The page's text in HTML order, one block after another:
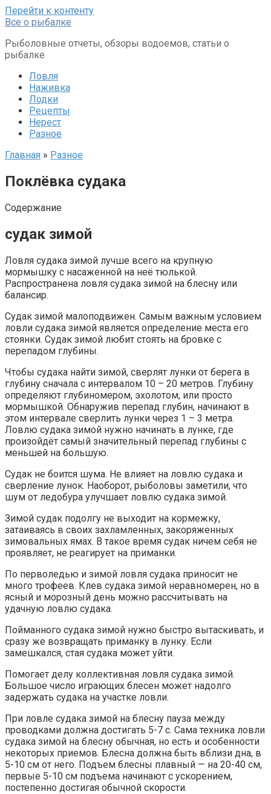
Перейти к контенту
Все о рыбалке
Рыболовные отчеты, обзоры водоемов, статьи о
рыбалке
Ловля
Наживка
Лодки
Рецепты
Нерест
Разное
Главная » Разное
Поклёвка судака
Содержание
судак зимой
Ловля судака зимой лучше всего на крупную
мормышку с насаженной на неё тюлькой.
Распространена ловля судака зимой на блесну или
балансир.
Судак зимой малоподвижен. Самым важным условием
ловли судака зимой является определение места его
стоянки. Судак зимой любит стоять на бровке с
перепадом глубины.
Чтобы судака найти зимой, сверлят лунки от берега в
глубину сначала с интервалом 10 – 20 метров. Глубину
определяют глубиномером, эхолотом, или просто
мормышкой. Обнаружив перепад глубин, начинают в
этом интервале сверлить лунки через 1 – 3 метра.
Ловлю судака зимой нужно начинать в лунке, где
произойдёт самый значительный перепад глубины с
меньшей на большую.
Судак не боится шума. Не влияет на ловлю судака и
сверление лунок. Наоборот, рыболовы заметили, что
шум от ледобура улучшает ловлю судака зимой.
Зимой судак подолгу не выходит на кормежку,
затаиваясь в своих захламленных, закоряженных
зимовальных ямах. В такое время судак ничем себя не
проявляет, не реагирует на приманки.
По перволедью и зимой ловля судака приносит не
много трофеев. Клев судака зимой неравномерен, но в
ясный и морозный день можно рассчитывать на
удачную ловлю судака.
Пойманного судака зимой нужно быстро вытаскивать, и
сразу же возвращать приманку в лунку. Если
замешкался, стая судака может уйти.
Помогает делу коллективная ловля судака зимой.
Большое число играющих блесен может надолго
задержать судака на участке ловли.
При ловле судака зимой на блесну пауза между
проводками должна достигать 5-7 с. Сама техника ловли
судака зимой на блесну обычная, но есть и особенности
некоторых приемов. Блесна должна быть вблизи дна, в
5-10 см от него. Подъем блесны плавный — на 20-40 см,
первые 5-10 см подъема начинают с ускорением,
постепенно достигая обычной скорости.